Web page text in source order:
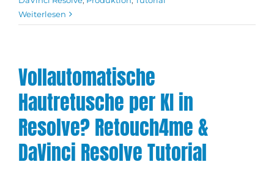
Weiterlesen
Vollautomatische
Hautretusche per KI in
Resolve? Retouch4me &
DaVinci Resolve Tutorial